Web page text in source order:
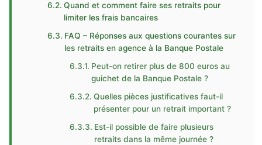
Quand et comment faire ses retraits pour
limiter les frais bancaires
FAQ – Réponses aux questions courantes sur
les retraits en agence à la Banque Postale
Peut-on retirer plus de 800 euros au
guichet de la Banque Postale ?
Quelles pièces justificatives faut-il
présenter pour un retrait important ?
Est-il possible de faire plusieurs
retraits dans la même journée ?